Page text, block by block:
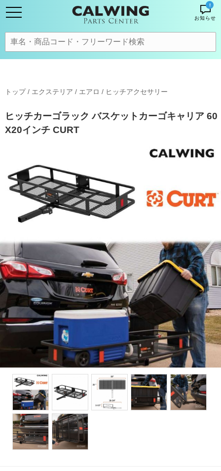
!
お知らせ
トップ/ エクステリア / エアロ / ヒッチアクセサリー
ヒッチカーゴラック バスケットカーゴキャリア 60
X20インチ CURT